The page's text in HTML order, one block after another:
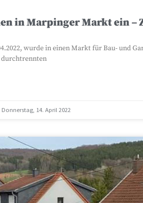
in Marpinger Markt ein –
wurde in einen Markt für Bau- und
durchtrennten
Donnerstag, 14. April 2022